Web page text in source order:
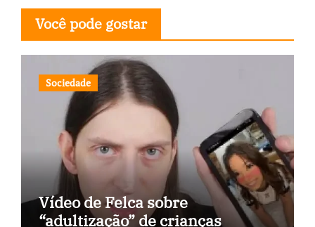
Você pode gostar
Sociedade
Vídeo de Felca sobre
“adultização” de crianças